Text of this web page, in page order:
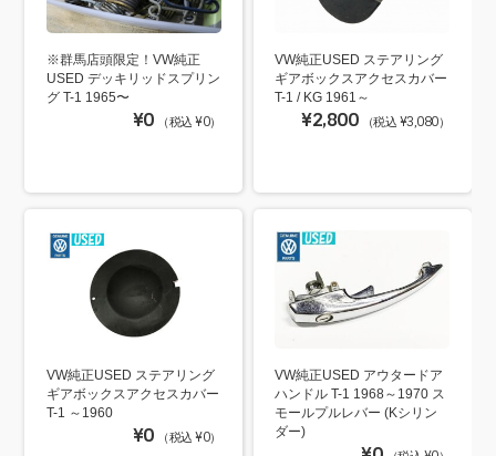
※群馬店頭限定！VW純正
USED デッキリッドスプリン
グ T-1 1965〜
¥0 （税込 ¥0）
VW純正USED ステアリング
ギアボックスアクセスカバー
T-1 / KG 1961～
¥2,800 （税込 ¥3,080）
VW純正USED ステアリング
ギアボックスアクセスカバー
T-1 ～1960
¥0 （税込 ¥0）
VW純正USED アウタードア
ハンドル T-1 1968～1970 ス
モールプルレバー (Kシリン
ダー)